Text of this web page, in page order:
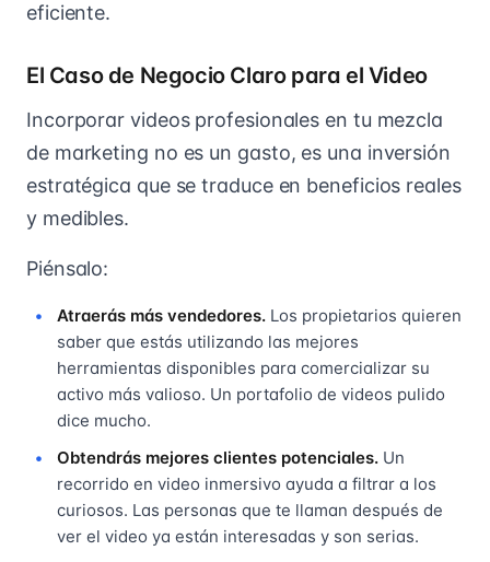
eficiente.
El Caso de Negocio Claro para el Video
Incorporar videos profesionales en tu mezcla
de marketing no es un gasto, es una inversión
estratégica que se traduce en beneficios reales
y medibles.
Piénsalo:
Atraerás más vendedores. Los propietarios quieren
saber que estás utilizando las mejores
herramientas disponibles para comercializar su
activo más valioso. Un portafolio de videos pulido
dice mucho.
Obtendrás mejores clientes potenciales. Un
recorrido en video inmersivo ayuda a filtrar a los
curiosos. Las personas que te llaman después de
ver el video ya están interesadas y son serias.